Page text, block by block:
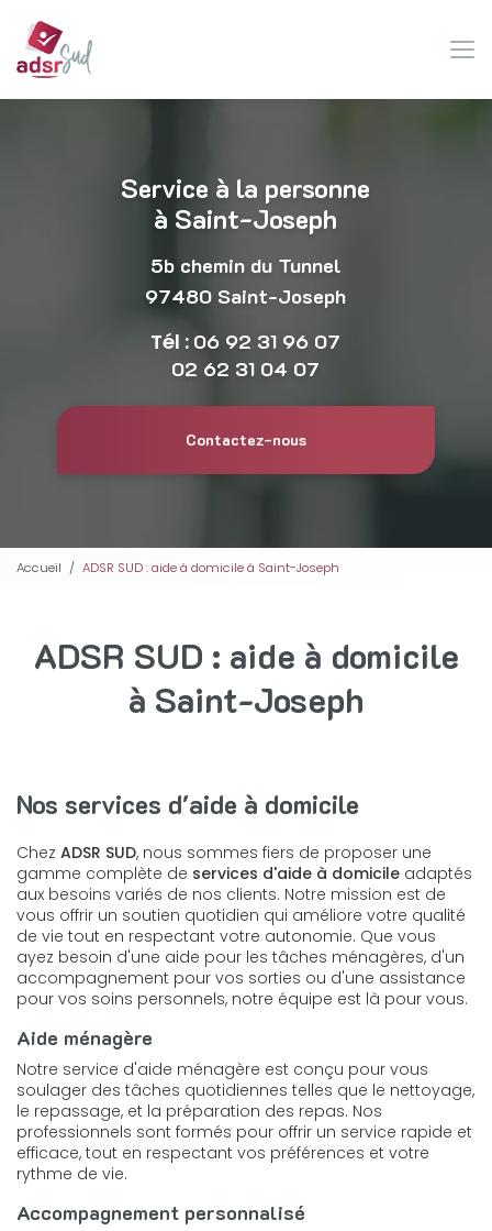
contenu
principal
Service à la personne
à Saint-Joseph
5b chemin du Tunnel
97480 Saint-Joseph
Contactez-nous
Tél : 06 92 31 96 07
02 62 31 04 07
Accueil ADSR SUD : aide à domicile à Saint-Joseph
ADSR SUD : aide à domicile
à Saint-Joseph
Nos services d'aide à domicile
Chez ADSR SUD, nous sommes fiers de proposer une
gamme complète de services d'aide à domicile adaptés
aux besoins variés de nos clients. Notre mission est de
vous offrir un soutien quotidien qui améliore votre qualité
de vie tout en respectant votre autonomie. Que vous
ayez besoin d'une aide pour les tâches ménagères, d'un
accompagnement pour vos sorties ou d'une assistance
pour vos soins personnels, notre équipe est là pour vous.
Aide ménagère
Notre service d'aide ménagère est conçu pour vous
soulager des tâches quotidiennes telles que le nettoyage,
le repassage, et la préparation des repas. Nos
professionnels sont formés pour offrir un service rapide et
efficace, tout en respectant vos préférences et votre
rythme de vie.
Accompagnement personnalisé